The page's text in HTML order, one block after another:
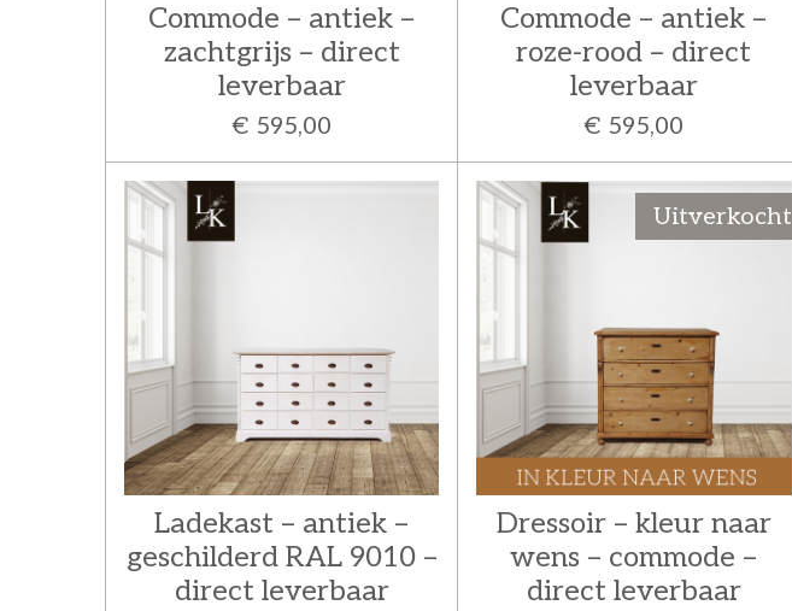
Commode – antiek –
zachtgrijs – direct
leverbaar
€ 595,00
Commode – antiek –
roze-rood – direct
leverbaar
€ 595,00
Ladekast – antiek –
geschilderd RAL 9010 –
direct leverbaar
Uitverkocht
Dressoir – kleur naar
wens – commode –
direct leverbaar